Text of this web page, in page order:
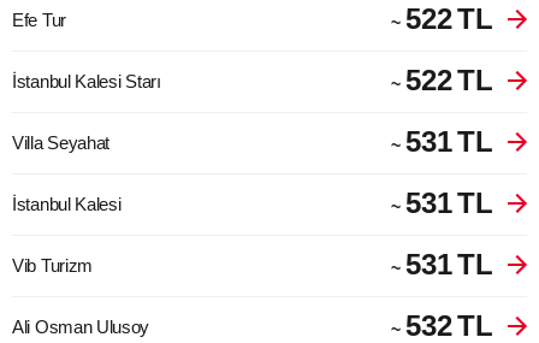
Efe Tur ~ 522TL
İstanbul Kalesi Starı ~ 522TL
Villa Seyahat ~ 531TL
İstanbul Kalesi ~ 531TL
Vib Turizm ~ 531TL
Ali Osman Ulusoy ~ 532TL